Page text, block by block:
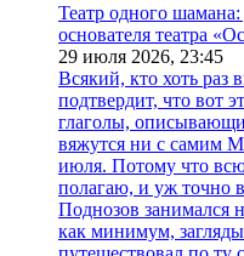
Театр одного шамана:
основателя театра
29 июля 2026, 23:45
Всякий, кто хоть раз
подтвердит, что вот
глаголы,
вяжутся ни с самим
июля. Потому что
полагаю, и уж точно
Поднозов занимался
как минимум,